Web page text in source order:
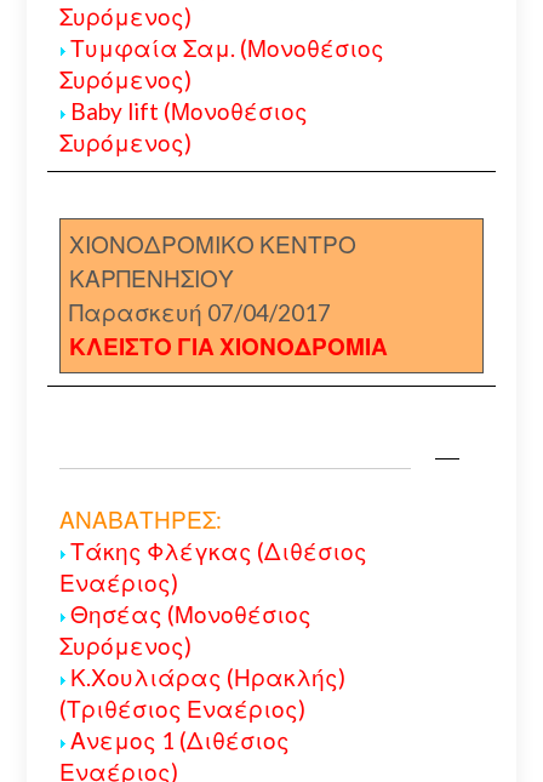
Συρόμενος)
Τυμφαία Σαμ. (Μονοθέσιος
Συρόμενος)
Baby lift (Μονοθέσιος
Συρόμενος)
ΧΙΟΝΟΔΡΟΜΙΚΟ ΚΕΝΤΡΟ
ΚΑΡΠΕΝΗΣΙΟΥ
Παρασκευή 07/04/2017
ΚΛΕΙΣΤΟ ΓΙΑ ΧΙΟΝΟΔΡΟΜΙΑ
ΑΝΑΒΑΤΗΡΕΣ:
Τάκης Φλέγκας (Διθέσιος
Εναέριος)
Θησέας (Μονοθέσιος
Συρόμενος)
Κ.Χουλιάρας (Ηρακλής)
(Τριθέσιος Εναέριος)
Ανεμος 1 (Διθέσιος
Εναέριος)